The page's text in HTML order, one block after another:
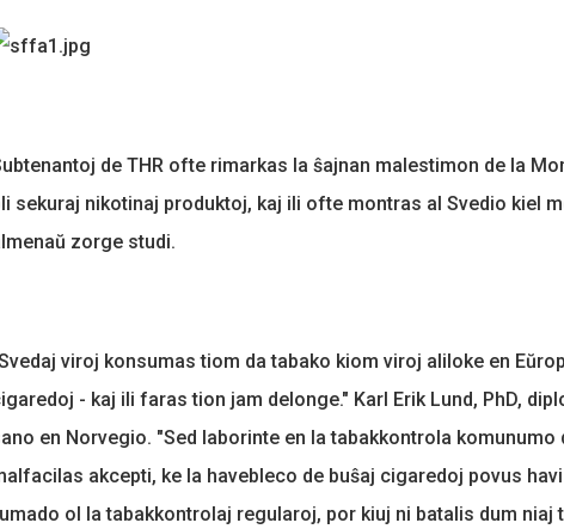
de THR ofte rimarkas la ŝajnan malestimon de la
sekuraj nikotinaj produktoj, kaj ili ofte montras al Svedio kiel
zorge studi.
viroj konsumas tiom da tabako kiom viroj aliloke en
- kaj ili faras tion jam delonge." Karl Erik Lund, PhD,
en Norvegio. "Sed laborinte en la tabakkontrola
akcepti, ke la havebleco de buŝaj cigaredoj povus
ol la tabakkontrolaj regularoj, por kiuj ni batalis dum niaj